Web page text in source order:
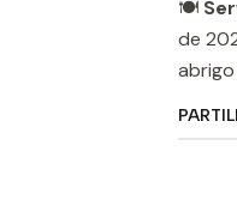
🍽️
de
abrigo